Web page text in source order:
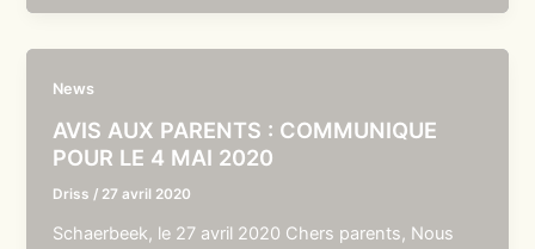
News
AVIS AUX PARENTS : COMMUNIQUE
POUR LE 4 MAI 2020
Driss / 27 avril 2020
Schaerbeek, le 27 avril 2020 Chers parents, Nous